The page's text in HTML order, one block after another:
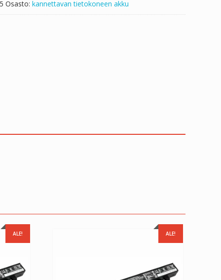
Osasto: kannettavan tietokoneen akku
ALE! ALE!